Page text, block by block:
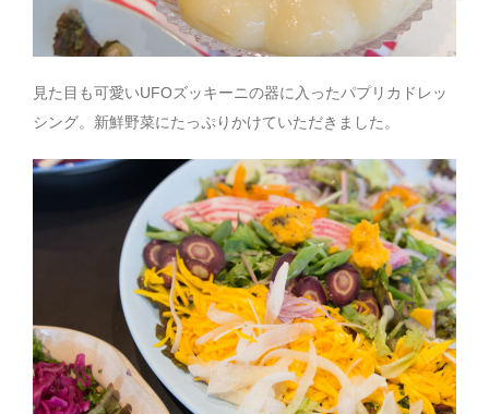
見た目も可愛いUFOズッキーニの器に入ったパプリカドレッ
シング。新鮮野菜にたっぷりかけていただきました。